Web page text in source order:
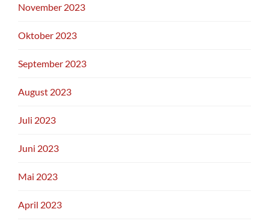
November 2023
Oktober 2023
September 2023
August 2023
Juli 2023
Juni 2023
Mai 2023
April 2023